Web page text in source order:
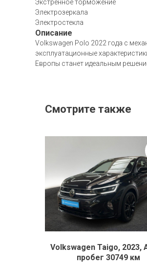
Экстренное торможение
Электрозеркала
Электростекла
Описание
Volkswagen Polo 2022 года с
эксплуатационные
Европы станет идеальным
Смотрите также
Volkswagen Taigo, 2023,
пробег 30749 км